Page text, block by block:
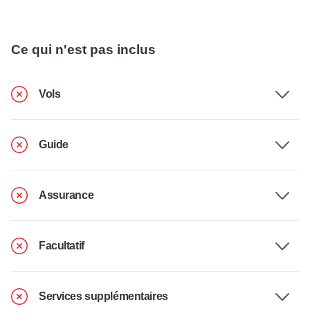
Ce qui n'est pas inclus
Vols
Guide
Assurance
Facultatif
Services supplémentaires